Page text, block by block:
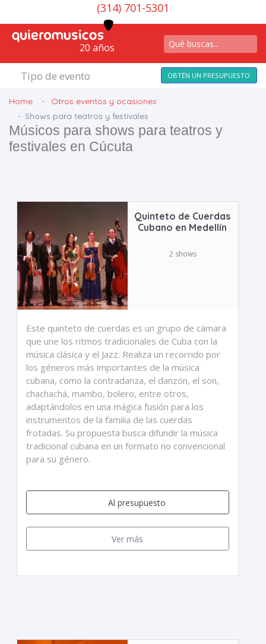
(314) 701-5301
20 años
Tipo de evento OBTÉN UN PRESUPUESTO
Home
Otros eventos y ocasiones
Shows para teatros y festivales
Músicos para shows para teatros y
festivales en Cúcuta
Quinteto de Cuerdas
Cubano en Medellín
2 shows
Este quinteto de cuerdas es un grupo de cámara
que une los ritmos tradicionales de Cuba con la
música clásica y el Jazz. Realiza un recorrido por
los géneros más importantes de la música
cubana, como la contradanza, el danzón, el son,
chachachá, mambo, bolero, entre otros,
adaptándolos en una mágica fusión para los
instrumentos de la familia de las cuerdas
frotadas. Su propuesta busca difundir la música
tradicional cubana en un formato no convencional
para su género.
Al presupuesto
Ver más